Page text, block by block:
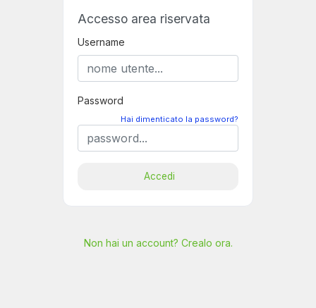
Accesso area riservata
Username
Password
Hai dimenticato la password?
Accedi
Non hai un account? Crealo ora.